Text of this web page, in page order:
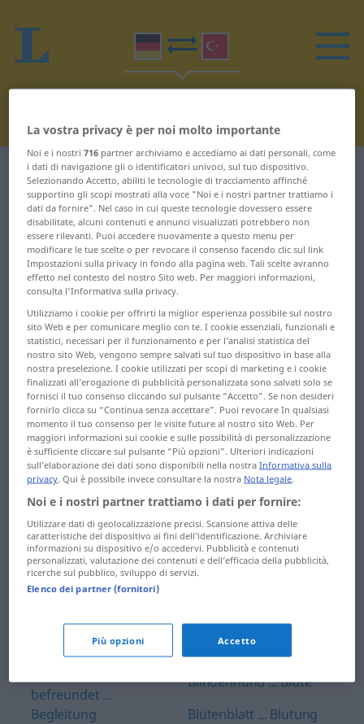
Dizionario Tedesco-Turco B
Parole in tedesco che iniziano
con B
b ... Bäcker
Bäckerei ... Ballade
Ballast ...
Bankgeheimnis
Bankgeschäft ...
Barschaft
Barscheck ... Bauchtanz
Bauchweh ...
Bausubstanz
Bautechniker ...
bedacht
bedächtig ...
beeinflussen ...
befreunden
befreundet ...
Begleitung
betriebssicher ...
beurlauben ...
Beweggrund
beweglich ...
Bewusstsein
bezähmen ...
Bienenwachs
Bienenzucht ...
Bildungspolitik
bildungspolitisch ...
Biomüll
Blasinstrument ... Blinde
Blindenhund ... Blüte
Blütenblatt ... Blutung
La vostra privacy è per noi molto importante
Noi e i nostri716 partner archiviamo e accediamo ai dati personali, come
i dati di navigazione gli o identificatori univoci, sul tuo dispositivo.
Selezionando Accetto, abiliti le tecnologie di tracciamento affinché
supportino gli scopi mostrati alla voce "Noi e i nostri partner trattiamo i
dati da fornire". Nel caso in cui queste tecnologie dovessero essere
disabilitate, alcuni contenuti e annunci visualizzati potrebbero non
essere rilevanti. Puoi accedere nuovamente a questo menu per
modificare le tue scelte o per revocare il consenso facendo clic sul link
Impostazioni sulla privacy in fondo alla pagina web. Tali scelte avranno
effetto nel contesto del nostro Sito web. Per maggiori informazioni,
consulta l'Informativa sulla privacy.
Utilizziamo i cookie per offrirti la miglior esperienza possibile sul nostro
sito Web e per comunicare meglio con te. I cookie essenziali, funzionali e
statistici, necessari per il funzionamento e per l’analisi statistica del
nostro sito Web, vengono sempre salvati sul tuo dispositivo in base alla
nostra preselezione. I cookie utilizzati per scopi di marketing e i cookie
finalizzati all’erogazione di pubblicità personalizzata sono salvati solo se
fornisci il tuo consenso cliccando sul pulsante “Accetto”. Se non desideri
fornirlo clicca su “Continua senza accettare”. Puoi revocare In qualsiasi
momento il tuo consenso per le visite future al nostro sito Web. Per
maggiori informazioni sui cookie e sulle possibilità di personalizzazione
è sufficiente cliccare sul pulsante “Più opzioni”. Ulteriori indicazioni
sull’elaborazione dei dati sono disponibili nella nostraInformativa sulla
privacy. Qui è possibile invece consultare la nostra Nota legale.
Noi e i nostri partner trattiamo i dati per fornire:
Utilizzare dati di geolocalizzazione precisi. Scansione attiva delle
caratteristiche del dispositivo ai fini dell’identificazione. Archiviare
informazioni su dispositivo e/o accedervi. Pubblicità e contenuti
personalizzati, valutazione dei contenuti e dell’efficacia della pubblicità,
ricerche sul pubblico, sviluppo di servizi.
Elenco dei partner (fornitori)
Più opzioni Accetto